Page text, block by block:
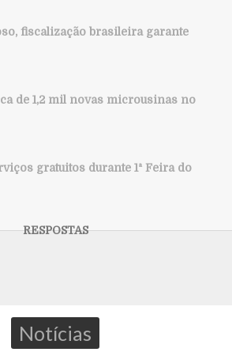
fiscalização brasileira garante
de 1,2 mil novas microusinas no
gratuitos durante 1ª Feira do
Notícias